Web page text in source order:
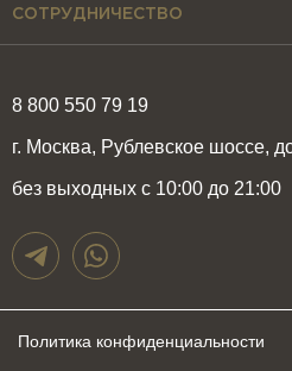
8 800 550 79 19
г. Москва, Рублевское шоссе,
без выходных с 10:00 до 21:00
СОТРУДНИЧЕСТВО
Политика конфиденциальности